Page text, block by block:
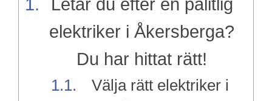
Letar du efter en pålitlig
elektriker i Åkersberga?
Du har hittat rätt!
Välja rätt elektriker i